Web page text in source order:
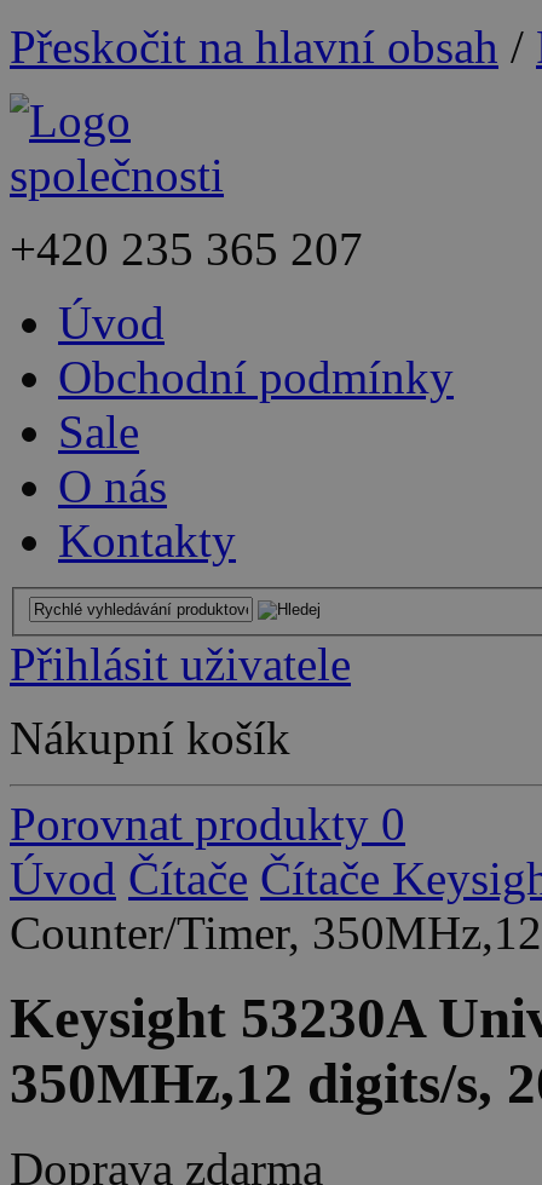
Přeskočit na hlavní obsah /
+420 235 365 207
Úvod
Obchodní podmínky
Sale
O nás
Kontakty
Přihlásit uživatele
Nákupní košík
Porovnat produkty 0
Úvod Čítače Čítače
Counter/Timer,
Keysight 53230A
350MHz,12 digits/s,
Doprava zdarma